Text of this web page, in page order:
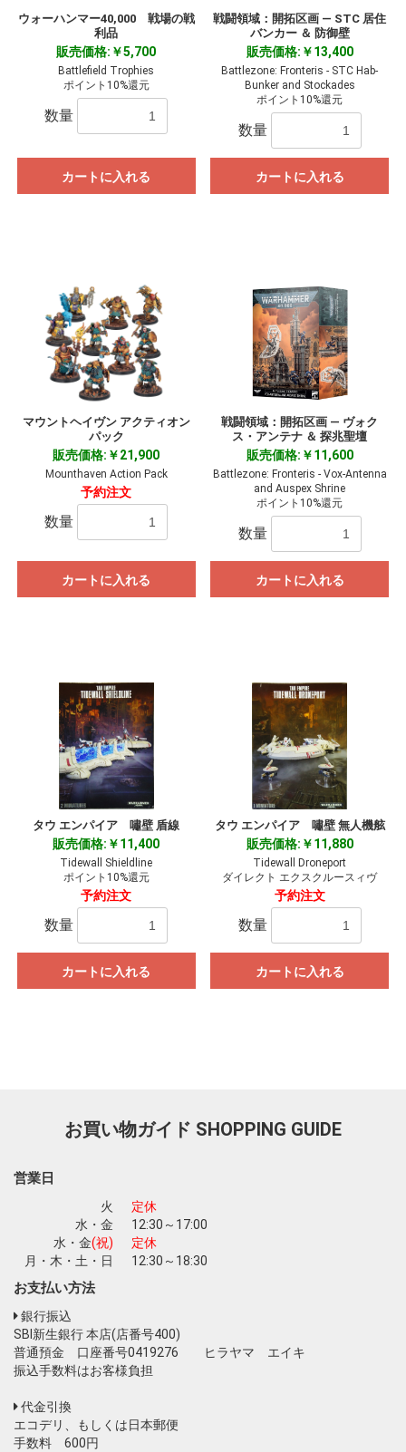
ウォーハンマー40,000 戦場の戦
利品
販売価格:￥5,700
Battlefield Trophies
ポイント10%還元
数量
カートに入れる
戦闘領域：開拓区画 ― STC 居住
バンカー ＆ 防御壁
販売価格:￥13,400
Battlezone: Fronteris - STC Hab-
Bunker and Stockades
ポイント10%還元
数量
カートに入れる
マウントヘイヴン アクティオン
パック
販売価格:￥21,900
Mounthaven Action Pack
予約注文
数量
カートに入れる
戦闘領域：開拓区画 ― ヴォク
ス・アンテナ ＆ 探兆聖壇
販売価格:￥11,600
Battlezone: Fronteris - Vox-Antenna
and Auspex Shrine
ポイント10%還元
数量
カートに入れる
タウ エンパイア 嘯壁 盾線
販売価格:￥11,400
Tidewall Shieldline
ポイント10%還元
予約注文
数量
カートに入れる
タウ エンパイア 嘯壁 無人機舷
販売価格:￥11,880
Tidewall Droneport
ダイレクト エクスクルースィヴ
予約注文
数量
カートに入れる
お買い物ガイド SHOPPING GUIDE
営業日
火
定休
水・金
12:30～17:00
水・金(祝)
定休
月・木・土・日
12:30～18:30
お支払い方法
銀行振込
SBI新生銀行 本店(店番号400)
普通預金 口座番号0419276 ヒラヤマ エイキ
振込手数料はお客様負担
代金引換
エコデリ、もしくは日本郵便
手数料 600円